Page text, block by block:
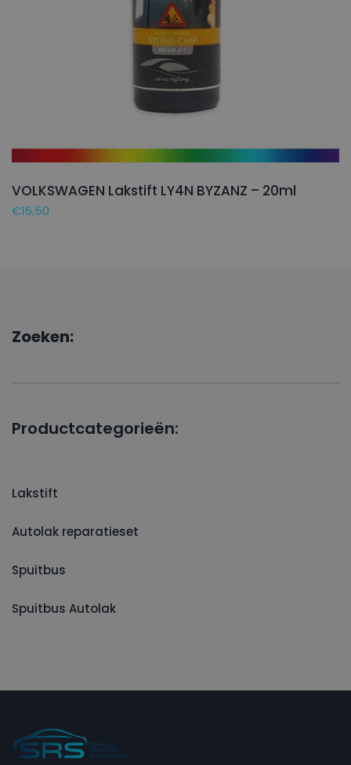
VOLKSWAGEN Lakstift LY4N BYZANZ – 20ml
€16,50
Zoeken:
Productcategorieën:
Lakstift
Autolak reparatieset
Spuitbus
Spuitbus Autolak